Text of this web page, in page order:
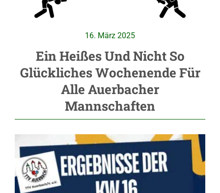
Spielbetrieb
16. März 2025
Ein Heißes Und Nicht So
Glückliches Wochenende Für
Alle Auerbacher
Mannschaften